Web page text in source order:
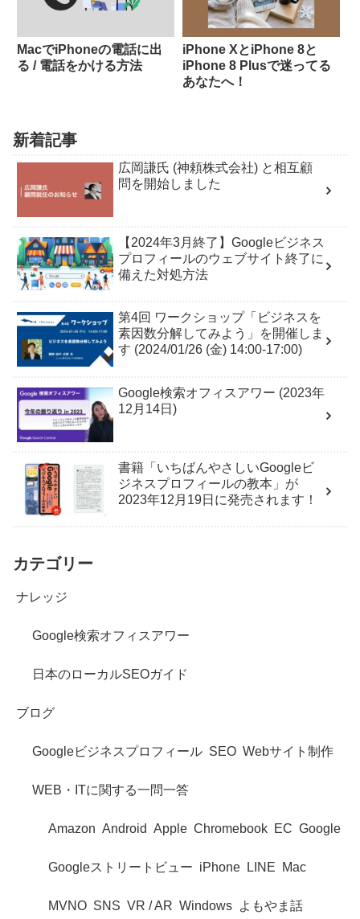
MacでiPhoneの電話に出
る / 電話をかける方法
iPhone XとiPhone 8と
iPhone 8 Plusで迷ってる
あなたへ！
新着記事
広岡謙氏 (神頼株式会社) と相互顧
問を開始しました
【2024年3月終了】Googleビジネス
プロフィールのウェブサイト終了に
備えた対処方法
第4回 ワークショップ「ビジネスを
素因数分解してみよう」を開催しま
す (2024/01/26 (金) 14:00-17:00)
Google検索オフィスアワー (2023年
12月14日)
書籍「いちばんやさしいGoogleビ
ジネスプロフィールの教本」が
2023年12月19日に発売されます！
カテゴリー
ナレッジ
Google検索オフィスアワー
日本のローカルSEOガイド
ブログ
Googleビジネスプロフィール SEO Webサイト制作
WEB・ITに関する一問一答
Amazon Android Apple Chromebook EC Google
Googleストリートビュー iPhone LINE Mac
MVNO SNS VR / AR Windows よもやま話